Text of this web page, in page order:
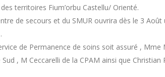
territoires Fium’orbu Castellu/ Orienté.
de secours et du SMUR ouvrira dès le 3
de Permanence de soins soit assuré ,
, M Ceccarelli de la CPAM ainsi que Christian